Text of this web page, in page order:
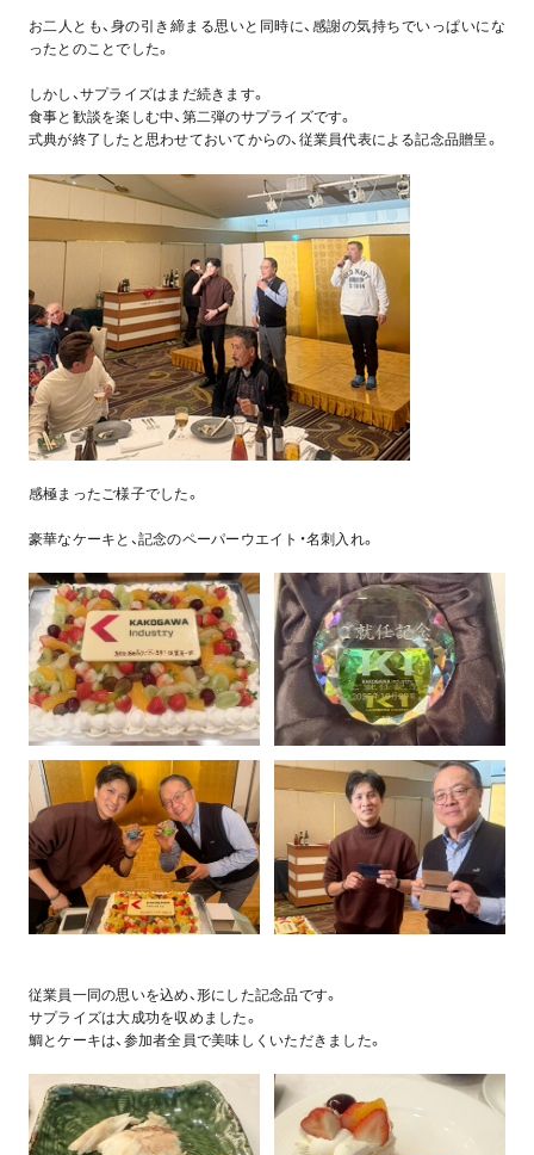
お二人とも、身の引き締まる思いと同時に、感謝の気持ちでいっぱいにな
ったとのことでした。
しかし、サプライズはまだ続きます。
食事と歓談を楽しむ中、第二弾のサプライズです。
式典が終了したと思わせておいてからの、従業員代表による記念品贈呈。
感極まったご様子でした。
豪華なケーキと、記念のペーパーウエイト・名刺入れ。
従業員一同の思いを込め、形にした記念品です。
サプライズは大成功を収めました。
鯛とケーキは、参加者全員で美味しくいただきました。